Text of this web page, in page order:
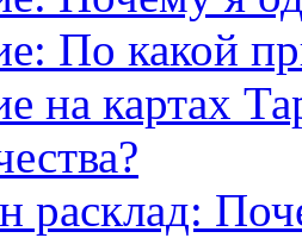
По какой
на картах
расклад: